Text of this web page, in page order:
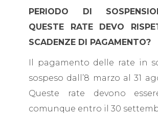
PERIODO DI
QUESTE RATE DEVO
SCADENZE DI PAGAMENTO?
Il pagamento delle rate in
sospeso dall’8 marzo al 31
Queste rate devono
comunque entro il 30